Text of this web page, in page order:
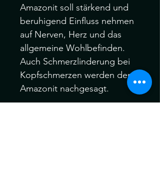
Amazonit soll stärkend und
beruhigend Einfluss nehmen
auf Nerven, Herz und das
allgemeine Wohlbefinden.
Auch Schmerzlinderung bei
Kopfschmerzen werden dem
Amazonit nachgesagt.